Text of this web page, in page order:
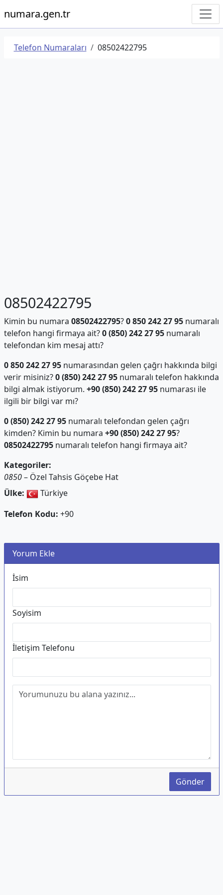
numara.gen.tr
Telefon Numaraları 08502422795
08502422795
Kimin bu numara 08502422795?0 850 242 27 95numaralı
telefon hangi firmaya ait?0 (850) 242 27 95numaralı
telefondan kim mesaj attı?
0 850 242 27 95numarasından gelen çağrı hakkında bilgi
verir misiniz?0 (850) 242 27 95numaralı telefon hakkında
bilgi almak istiyorum. +90 (850) 242 27 95numarası ile
ilgili bir bilgi var mı?
0 (850) 242 27 95numaralı telefondan gelen çağrı
kimden? Kimin bu numara +90 (850) 242 27 95?
08502422795numaralı telefon hangi firmaya ait?
Kategoriler:
0850– Özel Tahsis Göçebe Hat
Ülke:
Türkiye
Telefon Kodu: +90
Yorum Ekle
İsim
Soyisim
İletişim Telefonu
Gönder